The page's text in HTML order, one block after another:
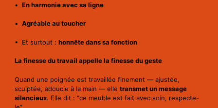
• En harmonie avec sa ligne
• Agréable au toucher
• Et surtout : honnête dans sa fonction
La finesse du travail appelle la finesse du geste
Quand une poignée est travaillée finement — ajustée,
sculptée, adoucie à la main — elle transmet un message
silencieux. Elle dit : “ce meuble est fait avec soin, respecte-